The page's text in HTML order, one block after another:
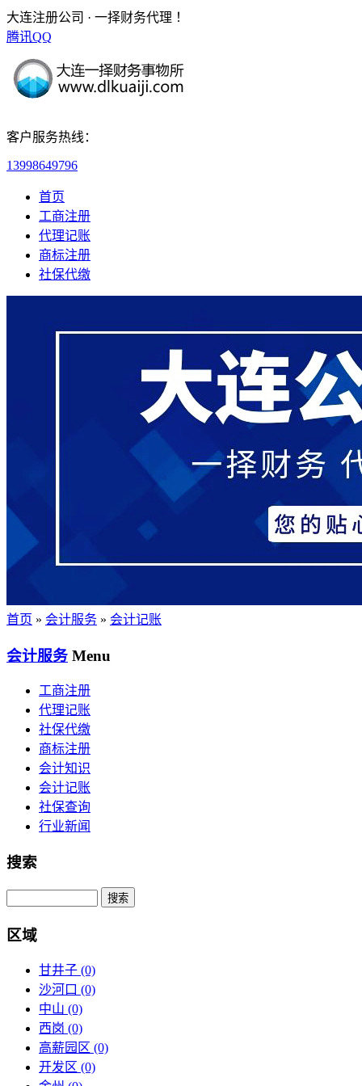
大连注册公司 · 一择财务代理 ！
腾讯QQ
客户服务热线：
13998649796
首页
工商注册
代理记账
商标注册
社保代缴
首页 » 会计服务 » 会计记账
会计服务 Menu
工商注册
代理记账
社保代缴
商标注册
会计知识
会计记账
社保查询
行业新闻
搜索
区域
甘井子 (0)
沙河口 (0)
中山 (0)
西岗 (0)
高薪园区 (0)
开发区 (0)